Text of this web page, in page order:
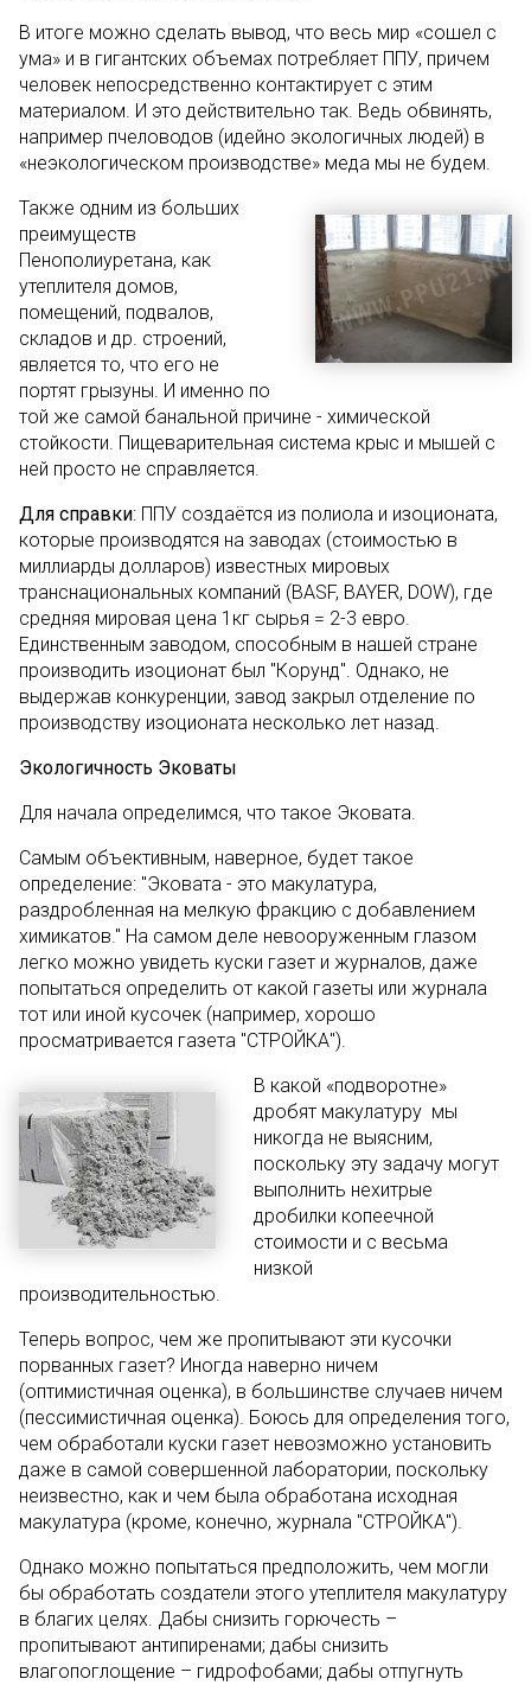
В итоге можно сделать вывод, что весь мир «сошел с
ума» и в гигантских объемах потребляет ППУ, причем
человек непосредственно контактирует с этим
материалом. И это действительно так. Ведь обвинять,
например пчеловодов (идейно экологичных людей) в
«неэкологическом производстве» меда мы не будем.
Также одним из больших
преимуществ
Пенополиуретана, как
утеплителя домов,
помещений, подвалов,
складов и др. строений,
является то, что его не
портят грызуны. И именно по
той же самой банальной причине - химической
стойкости. Пищеварительная система крыс и мышей с
ней просто не справляется.
Для справки: ППУ создаётся из полиола и изоционата,
которые производятся на заводах (стоимостью в
миллиарды долларов) известных мировых
транснациональных компаний (BASF, BAYER, DOW), где
средняя мировая цена 1кг сырья = 2-3 евро.
Единственным заводом, способным в нашей стране
производить изоционат был "Корунд". Однако, не
выдержав конкуренции, завод закрыл отделение по
производству изоционата несколько лет назад.
Экологичность Эковаты
Для начала определимся, что такое Эковата.
Самым объективным, наверное, будет такое
определение: "Эковата - это макулатура,
раздробленная на мелкую фракцию с добавлением
химикатов." На самом деле невооруженным глазом
легко можно увидеть куски газет и журналов, даже
попытаться определить от какой газеты или журнала
тот или иной кусочек (например, хорошо
просматривается газета "СТРОЙКА").
В какой «подворотне»
дробят макулатуру мы
никогда не выясним,
поскольку эту задачу могут
выполнить нехитрые
дробилки копеечной
стоимости и с весьма
низкой
производительностью.
Теперь вопрос, чем же пропитывают эти кусочки
порванных газет? Иногда наверно ничем
(оптимистичная оценка), в большинстве случаев ничем
(пессимистичная оценка). Боюсь для определения того,
чем обработали куски газет невозможно установить
даже в самой совершенной лаборатории, поскольку
неизвестно, как и чем была обработана исходная
макулатура (кроме, конечно, журнала "СТРОЙКА").
Однако можно попытаться предположить, чем могли
бы обработать создатели этого утеплителя макулатуру
в благих целях. Дабы снизить горючесть –
пропитывают антипиренами; дабы снизить
влагопоглощение – гидрофобами; дабы отпугнуть